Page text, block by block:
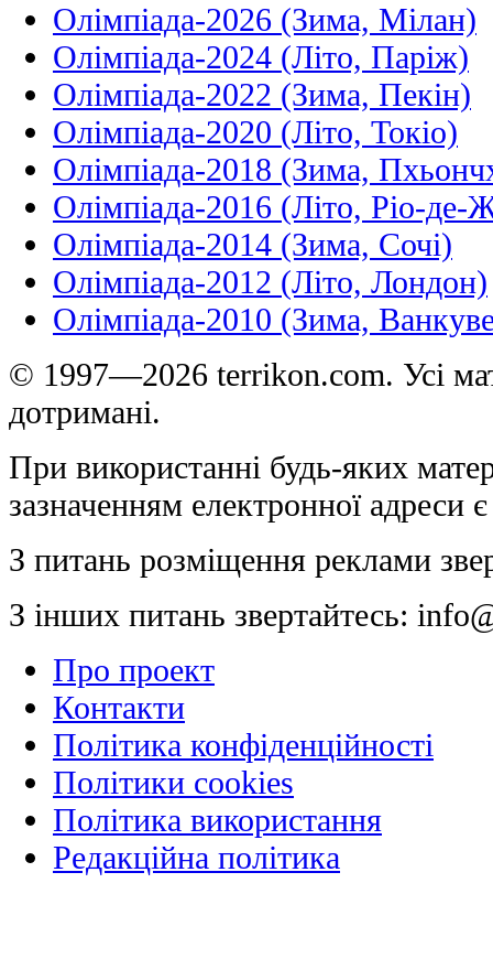
Олімпіада-2026 (Зима, Мілан)
Олімпіада-2024 (Літо, Паріж)
Олімпіада-2022 (Зима, Пекін)
Олімпіада-2020 (Літо, Токіо)
Олімпіада-2018 (Зима,
Олімпіада-2016 (Літо, Ріо-де-
Олімпіада-2014 (Зима, Сочі)
Олімпіада-2012 (Літо, Лондон)
Олімпіада-2010 (Зима,
© 1997—2026 terrikon.com. Усі
дотримані.
При використанні будь-яких
зазначенням електронної адреси
З питань розміщення реклами
З інших питань звертайтесь:
Про проект
Контакти
Політика конфіденційності
Політики cookies
Політика використання
Редакційна політика